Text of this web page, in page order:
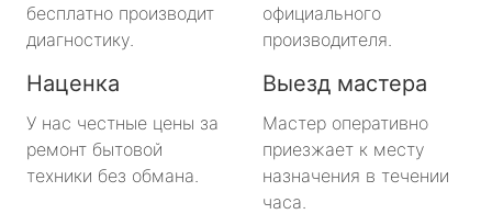
бесплатно производит
диагностику.
официального
производителя.
Наценка
У нас честные цены за
ремонт бытовой
техники без обмана.
Выезд мастера
Мастер оперативно
приезжает к месту
назначения в течении
часа.